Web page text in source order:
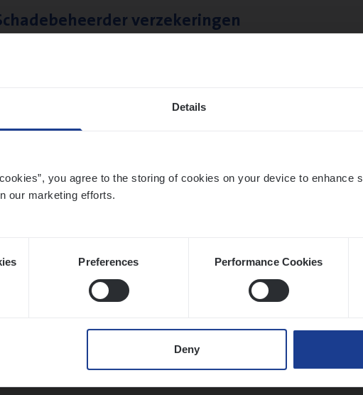
Details
you agree to the storing of cookies on your device to enhance
our marketing efforts.
Preferences Performance Cookies
Deny
verzekeringen